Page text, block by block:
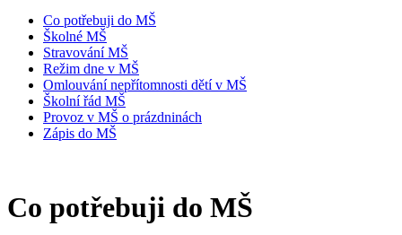
Co potřebuji do MŠ
Školné MŠ
Stravování MŠ
Režim dne v MŠ
Omlouvání nepřítomnosti dětí v MŠ
Školní řád MŠ
Provoz v MŠ o prázdninách
Zápis do MŠ
Co potřebuji do MŠ